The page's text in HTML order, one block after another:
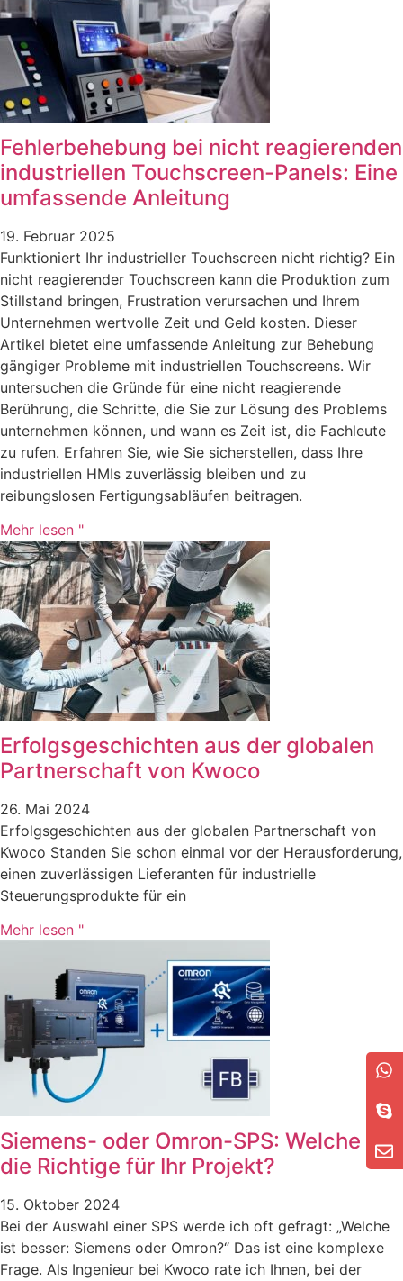
Fehlerbehebung bei nicht reagierenden
industriellen Touchscreen-Panels: Eine
umfassende Anleitung
19. Februar 2025
Funktioniert Ihr industrieller Touchscreen nicht richtig? Ein
nicht reagierender Touchscreen kann die Produktion zum
Stillstand bringen, Frustration verursachen und Ihrem
Unternehmen wertvolle Zeit und Geld kosten. Dieser
Artikel bietet eine umfassende Anleitung zur Behebung
gängiger Probleme mit industriellen Touchscreens. Wir
untersuchen die Gründe für eine nicht reagierende
Berührung, die Schritte, die Sie zur Lösung des Problems
unternehmen können, und wann es Zeit ist, die Fachleute
zu rufen. Erfahren Sie, wie Sie sicherstellen, dass Ihre
industriellen HMIs zuverlässig bleiben und zu
reibungslosen Fertigungsabläufen beitragen.
Mehr lesen "
Erfolgsgeschichten aus der globalen
Partnerschaft von Kwoco
26. Mai 2024
Erfolgsgeschichten aus der globalen Partnerschaft von
Kwoco Standen Sie schon einmal vor der Herausforderung,
einen zuverlässigen Lieferanten für industrielle
Steuerungsprodukte für ein
Mehr lesen "
Siemens- oder Omron-SPS: Welche ist
die Richtige für Ihr Projekt?
15. Oktober 2024
Bei der Auswahl einer SPS werde ich oft gefragt: „Welche
ist besser: Siemens oder Omron?“ Das ist eine komplexe
Frage. Als Ingenieur bei Kwoco rate ich Ihnen, bei der